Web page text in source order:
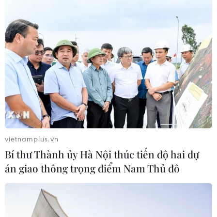
Ghe gỗ phát nổ trên sông Sài Gòn
khiến một người thiệt mạng
08/08/2026 04:44
Xem thêm
CƠ QUAN CHỦ QUẢN: THÔNG TẤN XÃ VIỆT NAM
vietnamplus.vn
Bí thư Thành ủy Hà Nội thúc tiến độ hai dự
án giao thông trọng điểm Nam Thủ đô